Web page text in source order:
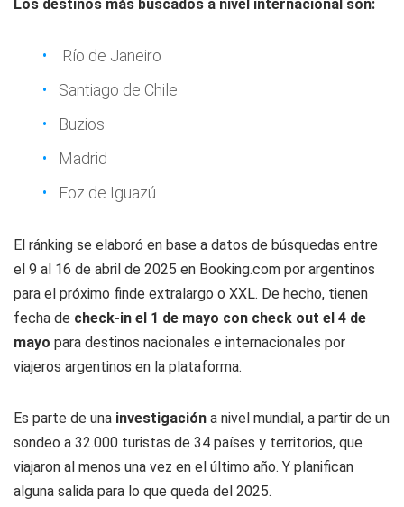
Los destinos más buscados a nivel internacional son:
Río de Janeiro
Santiago de Chile
Buzios
Madrid
Foz de Iguazú
El ránking se elaboró en base a datos de búsquedas entre
el 9 al 16 de abril de 2025 en Booking.com por argentinos
para el próximo finde extralargo o XXL. De hecho, tienen
fecha de check-in el 1 de mayo con check out el 4 de
mayo para destinos nacionales e internacionales por
viajeros argentinos en la plataforma.
Es parte de una investigación a nivel mundial, a partir de un
sondeo a 32.000 turistas de 34 países y territorios, que
viajaron al menos una vez en el último año. Y planifican
alguna salida para lo que queda del 2025.